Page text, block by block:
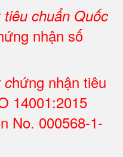
tiêu chuẩn Quốc
nhận số
chứng nhận tiêu
14001:2015
No. 000568-1-